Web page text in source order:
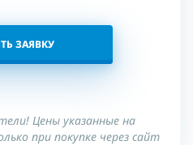
ЗАЯВКУ
Цены указанные на
при покупке через сайт